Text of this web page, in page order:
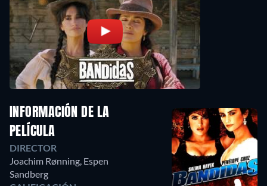
INFORMACIÓN DE LA
PELÍCULA
DIRECTOR
Joachim Rønning, Espen
Sandberg